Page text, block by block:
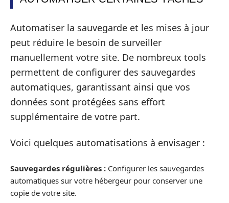
Automatiser la sauvegarde et les mises à jour
peut réduire le besoin de surveiller
manuellement votre site. De nombreux tools
permettent de configurer des sauvegardes
automatiques, garantissant ainsi que vos
données sont protégées sans effort
supplémentaire de votre part.
Voici quelques automatisations à envisager :
Sauvegardes régulières : Configurer les sauvegardes
automatiques sur votre hébergeur pour conserver une
copie de votre site.